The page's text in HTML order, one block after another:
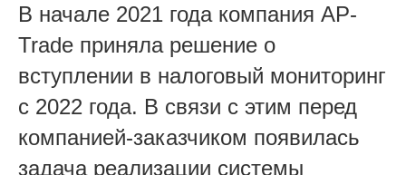
В начале 2021 года компания AP-
Trade приняла решение о
вступлении в налоговый мониторинг
с 2022 года. В связи с этим перед
компанией-заказчиком появилась
задача реализации системы